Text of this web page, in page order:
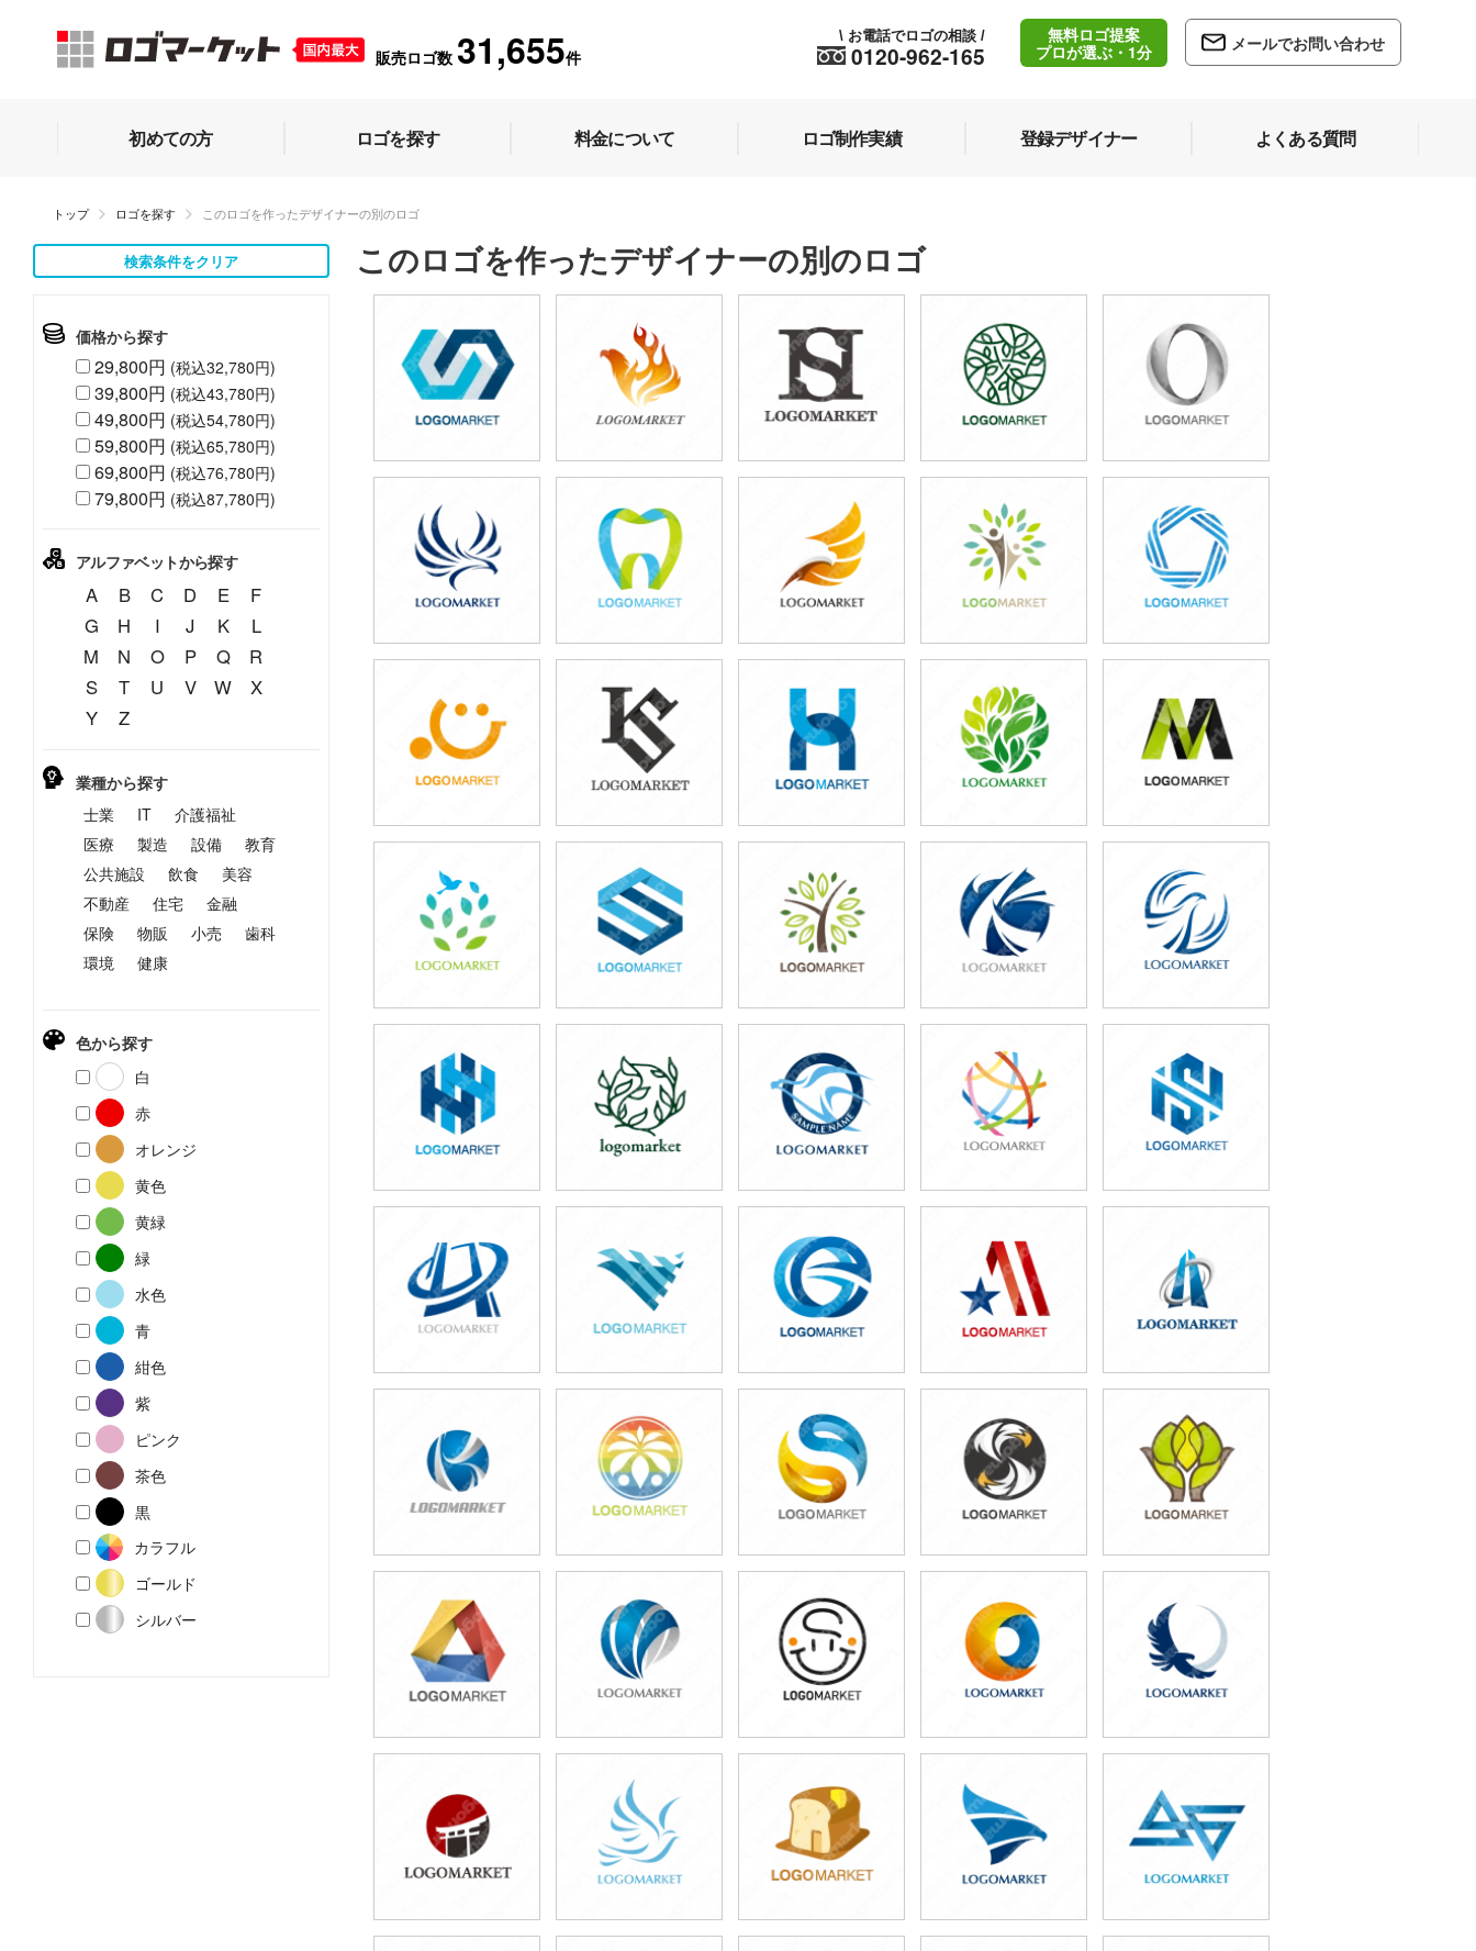
販売ロゴ数 31,655件 0120-962-165
\ お電話でロゴの相談 /
無料ロゴ提案
プロが選ぶ・1分
メールでお問い合わせ
初めての方 ロゴを探す 料金について ロゴ制作実績 登録デザイナー よくある質問
トップ ロゴを探す このロゴを作ったデザイナーの別のロゴ
検索条件をクリア
価格から探す
29,800円 (税込32,780円)
39,800円 (税込43,780円)
49,800円 (税込54,780円)
59,800円 (税込65,780円)
69,800円 (税込76,780円)
79,800円 (税込87,780円)
アルファベットから探す
A B C D E
F
G
H I J K
L
M
N O P Q
R
S
T U V W
X
Y
Z
業種から探す
士業
IT
介護福祉
医療
製造 設備
教育
公共施設
飲食
美容
不動産
住宅
金融
保険
物販 小売
歯科
環境
健康
色から探す
白
赤
オレンジ
黄色
黄緑
緑
水色
青
紺色
紫
ピンク
茶色
黒
カラフル
ゴールド
シルバー
このロゴを作ったデザイナーの別のロゴ
49,800円
(税込54,780円)
49,800円
(税込54,780円)
49,800円
(税込54,780円)
49,800円
(税込54,780円)
49,800円
(税込54,780円)
49,800円
(税込54,780円)
49,800円
(税込54,780円)
49,800円
(税込54,780円)
59,800円
(税込65,780円)
49,800円
(税込54,780円)
49,800円
(税込54,780円)
49,800円
(税込54,780円)
49,800円
(税込54,780円)
59,800円
(税込65,780円)
49,800円
(税込54,780円)
59,800円
(税込65,780円)
49,800円
(税込54,780円)
49,800円
(税込54,780円)
49,800円
(税込54,780円)
49,800円
(税込54,780円)
49,800円
(税込54,780円)
49,800円
(税込54,780円)
49,800円
(税込54,780円)
49,800円
(税込54,780円)
49,800円
(税込54,780円)
49,800円
(税込54,780円)
49,800円
(税込54,780円)
49,800円
(税込54,780円)
49,800円
(税込54,780円)
59,800円
(税込65,780円)
49,800円
(税込54,780円)
49,800円
(税込54,780円)
49,800円
(税込54,780円)
49,800円
(税込54,780円)
49,800円
(税込54,780円)
49,800円
(税込54,780円)
49,800円
(税込54,780円)
49,800円
(税込54,780円)
49,800円
(税込54,780円)
49,800円
(税込54,780円)